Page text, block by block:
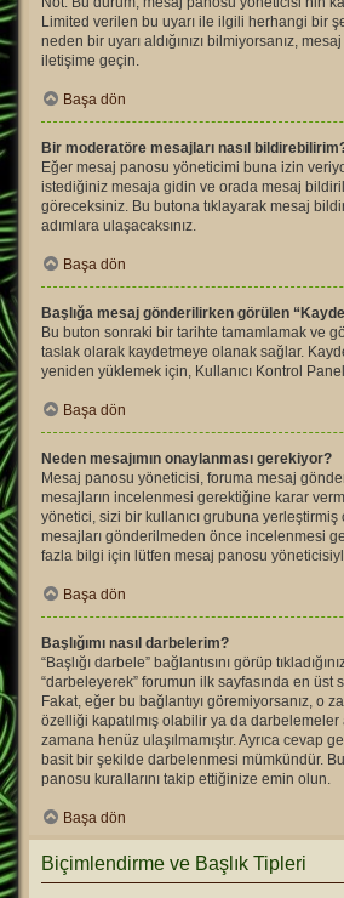
Limited verilen bu uyarı ile ilgili herhangi bir
neden bir uyarı aldığınızı bilmiyorsanız,
iletişime geçin.
Başa dön
Bir moderatöre mesajları nasıl
Eğer mesaj panosu yöneticimi buna izin
istediğiniz mesaja gidin ve orada mesaj
göreceksiniz. Bu butona tıklayarak mesaj
adımlara ulaşacaksınız.
Başa dön
Başlığa mesaj gönderilirken görülen
Bu buton sonraki bir tarihte tamamlamak ve
taslak olarak kaydetmeye olanak sağlar.
yeniden yüklemek için, Kullanıcı Kontrol
Başa dön
Neden mesajımın onaylanması gerekiyor?
Mesaj panosu yöneticisi, foruma mesaj
mesajların incelenmesi gerektiğine karar
yönetici, sizi bir kullanıcı grubuna
mesajları gönderilmeden önce incelenmesi
fazla bilgi için lütfen mesaj panosu
Başa dön
Başlığımı nasıl darbelerim?
“Başlığı darbele” bağlantısını görüp
“darbeleyerek” forumun ilk sayfasında en üst
Fakat, eğer bu bağlantıyı göremiyorsanız, o
özelliği kapatılmış olabilir ya da darbelemeler
zamana henüz ulaşılmamıştır. Ayrıca cevap
basit bir şekilde darbelenmesi mümkündür.
panosu kurallarını takip ettiğinize emin olun.
Başa dön
Biçimlendirme ve Başlık Tipleri